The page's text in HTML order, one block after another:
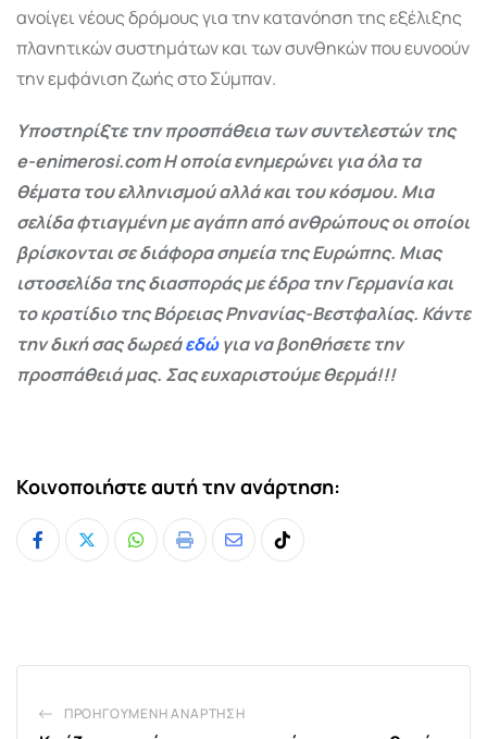
ανοίγει νέους δρόμους για την κατανόηση της εξέλιξης
πλανητικών συστημάτων και των συνθηκών που ευνοούν
την εμφάνιση ζωής στο Σύμπαν.
Υποστηρίξτε την προσπάθεια των συντελεστών της
e-enimerosi.com Η οποία ενημερώνει για όλα τα
θέματα του ελληνισμού αλλά και του κόσμου. Μια
σελίδα φτιαγμένη με αγάπη από ανθρώπους οι οποίοι
βρίσκονται σε διάφορα σημεία της Ευρώπης. Μιας
ιστοσελίδα της διασποράς με έδρα την Γερμανία και
το κρατίδιο της Βόρειας Ρηνανίας-Βεστφαλίας. Κάντε
την δική σας δωρεάεδώγια να βοηθήσετε την
προσπάθειά μας. Σας ευχαριστούμε θερμά!!!
Κοινοποιήστε αυτή την ανάρτηση:
Whatsapp
Print
ShareTiktok
ΠΡΟΗΓΟΎΜΕΝΗ ΑΝΆΡΤΗΣΗ